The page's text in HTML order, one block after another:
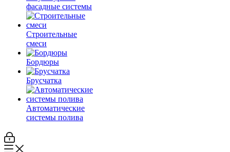
фасадные системы
Строительные
смеси
Бордюры
Брусчатка
Автоматические
системы полива